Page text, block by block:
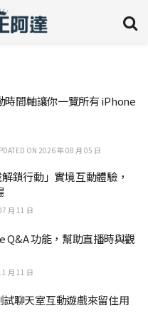
間軸讓你一覽所有 iPhone
ON 2026 年 08 月 05 日
鎖行動」實境互動體驗，
月 11 日
Q&A 功能，幫助直播時與觀
月 11 日
聊天室互動遊戲來留住用